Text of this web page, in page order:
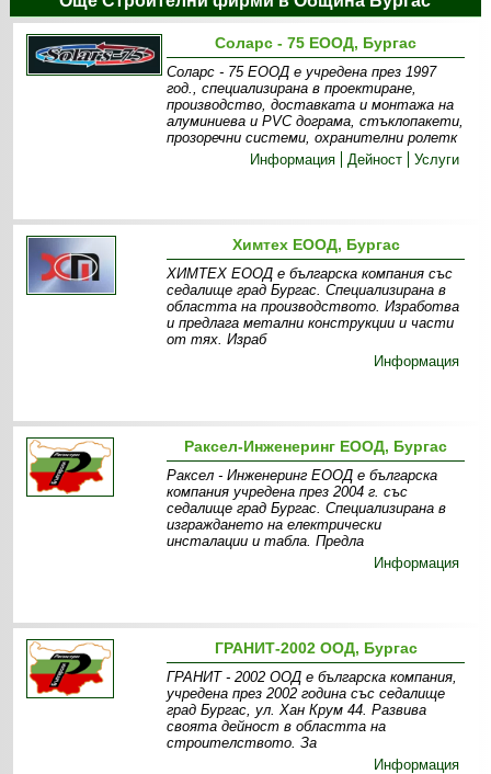
Соларс - 75 ЕООД, Бургас
Соларс - 75 ЕООД е учредена през 1997
год., специализирана в проектиране,
производство, доставката и монтажа на
алуминиева и PVC дограма, стъклопакети,
прозоречни системи, охранителни ролетк
Информация
Дейност Услуги
Химтех ЕООД, Бургас
ХИМТЕХ ЕООД e българска компания със
седалище град Бургас. Специализирана в
областта на производството. Изработва
и предлага метални конструкции и части
от тях. Израб
Информация
Раксел-Инженеринг ЕООД, Бургас
Раксел - Инженеринг ЕООД е българска
компания учредена през 2004 г. със
седалище град Бургас. Специализирана в
изграждането на електрически
инсталации и табла. Предла
Информация
ГРАНИТ-2002 ООД, Бургас
ГРАНИТ - 2002 ООД е българска компания,
учредена през 2002 година със седалище
град Бургас, ул. Хан Крум 44. Развива
своята дейност в областта на
строителството. За
Информация